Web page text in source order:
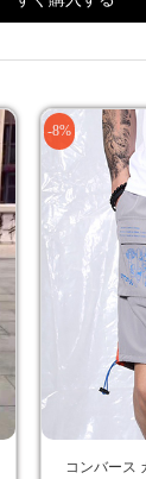
-8%
コンバース